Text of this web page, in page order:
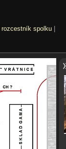
spolku|